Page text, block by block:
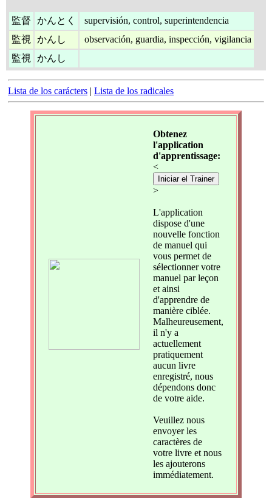
監督 かんとく
supervisión, control, superintendencia
監視 かんし
observación, guardia, inspección, vigilancia
監視 かんし
Lista de los carácters | Lista de los radicales
Obtenez
l'application
d'apprentissage:
<
Iniciar el Trainer
>
L'application
dispose d'une
nouvelle fonction
de manuel qui
vous permet de
sélectionner votre
manuel par leçon
et ainsi
d'apprendre de
manière ciblée.
Malheureusement,
il n'y a
actuellement
pratiquement
aucun livre
enregistré, nous
dépendons donc
de votre aide.
Veuillez nous
envoyer les
caractères de
votre livre et nous
les ajouterons
immédiatement.